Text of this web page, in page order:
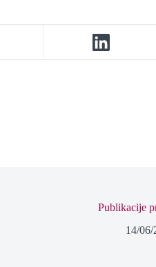
Publikacije
14/06/